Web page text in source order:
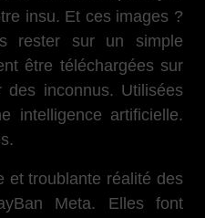
insu. Et ces images ?
rester sur un simple
être téléchargées sur
des inconnus. Utilisées
intelligence artificielle.
et troublante réalité des
Meta. Elles font